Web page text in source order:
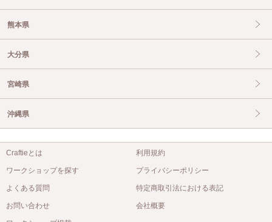
熊本県
大分県
宮崎県
沖縄県
Craftieとは
ワークショップを探す
よくある質問
お問い合わせ
利用規約
プライバシーポリシー
特定商取引法における表記
会社概要